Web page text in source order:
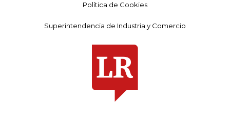
Política de Cookies
Superintendencia de Industria y Comercio